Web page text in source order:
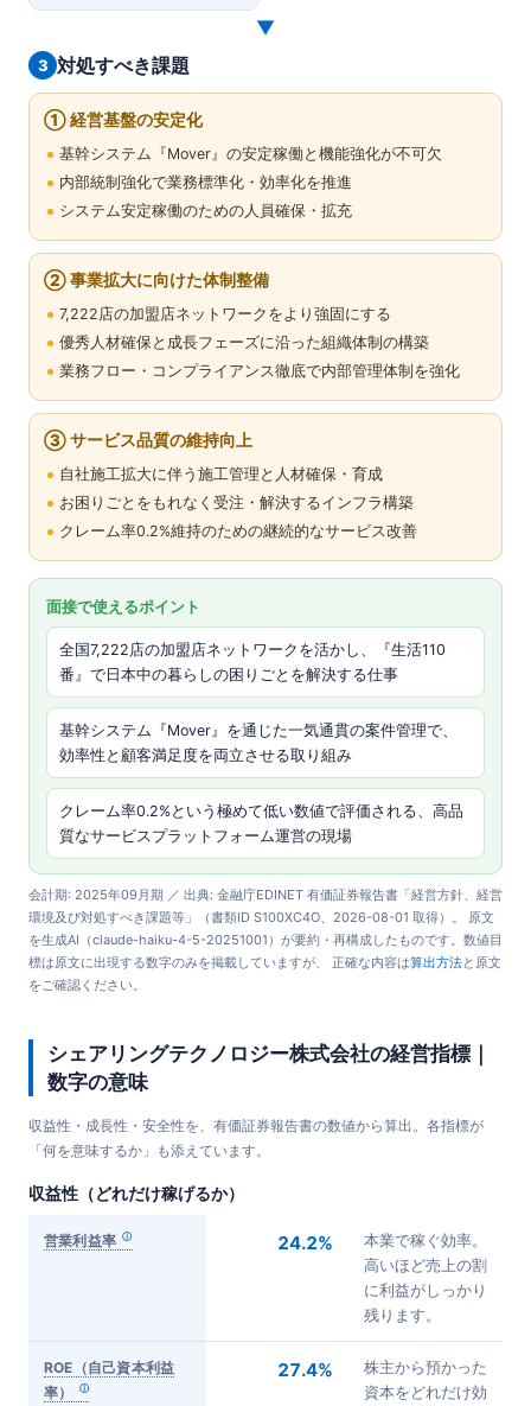
▼
3 対処すべき課題
① 経営基盤の安定化
基幹システム『Mover』の安定稼働と機能強化が不可欠
内部統制強化で業務標準化・効率化を推進
システム安定稼働のための人員確保・拡充
② 事業拡大に向けた体制整備
7,222店の加盟店ネットワークをより強固にする
優秀人材確保と成長フェーズに沿った組織体制の構築
業務フロー・コンプライアンス徹底で内部管理体制を強化
③ サービス品質の維持向上
自社施工拡大に伴う施工管理と人材確保・育成
お困りごとをもれなく受注・解決するインフラ構築
クレーム率0.2%維持のための継続的なサービス改善
面接で使えるポイント
全国7,222店の加盟店ネットワークを活かし、『生活110
番』で日本中の暮らしの困りごとを解決する仕事
基幹システム『Mover』を通じた一気通貫の案件管理で、
効率性と顧客満足度を両立させる取り組み
クレーム率0.2%という極めて低い数値で評価される、高品
質なサービスプラットフォーム運営の現場
会計期: 2025年09月期 ／ 出典: 金融庁EDINET 有価証券報告書「経営方針、経営
環境及び対処すべき課題等」（書類ID S100XC4O、2026-08-01 取得）。 原文
を生成AI（claude-haiku-4-5-20251001）が要約・再構成したものです。数値目
標は原文に出現する数字のみを掲載していますが、 正確な内容は算出方法と原文
をご確認ください。
シェアリングテクノロジー株式会社の経営指標｜
数字の意味
収益性・成長性・安全性を、有価証券報告書の数値から算出。各指標が
「何を意味するか」も添えています。
収益性（どれだけ稼げるか）
営業利益率 24.2%
本業で稼ぐ効率。
高いほど売上の割
に利益がしっかり
残ります。
ROE（自己資本利益
率）
27.4%
株主から預かった
資本をどれだけ効